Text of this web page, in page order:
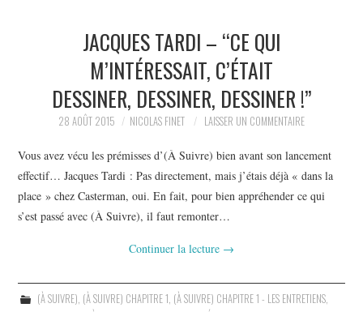
JACQUES TARDI – “CE QUI
M’INTÉRESSAIT, C’ÉTAIT
DESSINER, DESSINER, DESSINER !”
28 AOÛT 2015 NICOLAS FINET LAISSER UN COMMENTAIRE
Vous avez vécu les prémisses d’(À Suivre) bien avant son lancement
effectif… Jacques Tardi : Pas directement, mais j’étais déjà « dans la
place » chez Casterman, oui. En fait, pour bien appréhender ce qui
s’est passé avec (À Suivre), il faut remonter…
Continuer la lecture →
(À SUIVRE) (À SUIVRE) CHAPITRE 1 (À SUIVRE) CHAPITRE 1 - LES ENTRETIENS,